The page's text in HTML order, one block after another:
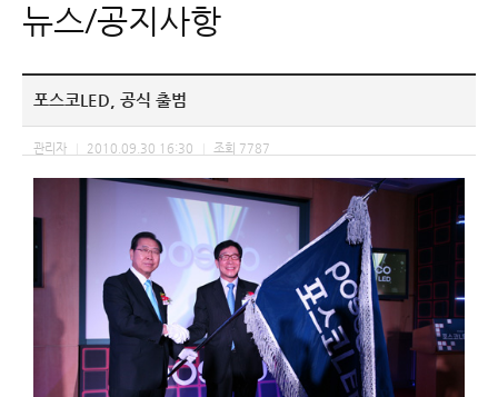
뉴스/공지사항
포스코LED, 공식 출범
관리자 2010.09.30 16:30 조회 7787